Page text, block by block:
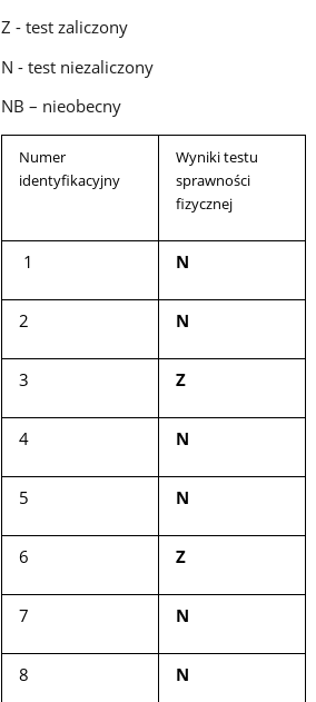
Z - test zaliczony
N - test niezaliczony
NB – nieobecny
Numer
identyfikacyjny
Wyniki testu
sprawności
fizycznej
1 N
2 N
3 Z
4 N
5 N
6 Z
7 N
8 N